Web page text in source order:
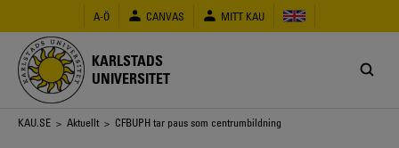
huvudinnehåll
A-Ö CANVAS MITT KAU
KARLSTADS
UNIVERSITET
Länkstig
KAU.SE > Aktuellt > CFBUPH tar paus som centrumbildning